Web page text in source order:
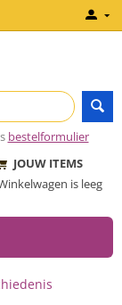
bestelformulier
ITEMS
is leeg